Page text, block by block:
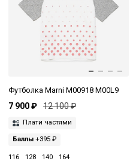
Футболка Marni M00918 M00L9
7 900 ₽ 12 100 ₽
Плати частями
Баллы +395 ₽
116 128 140 164